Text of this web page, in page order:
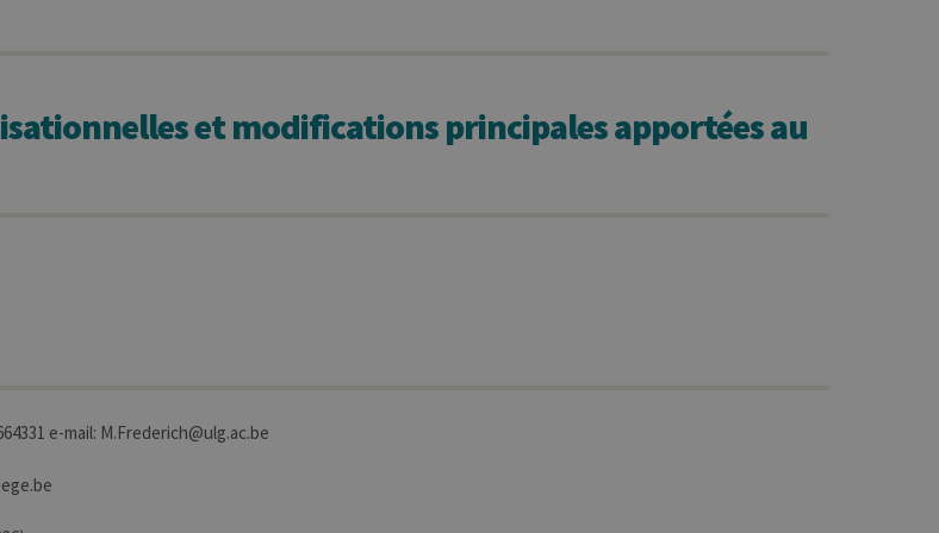
et modifications principales apportées au
e-mail: M.Frederich@ulg.ac.be